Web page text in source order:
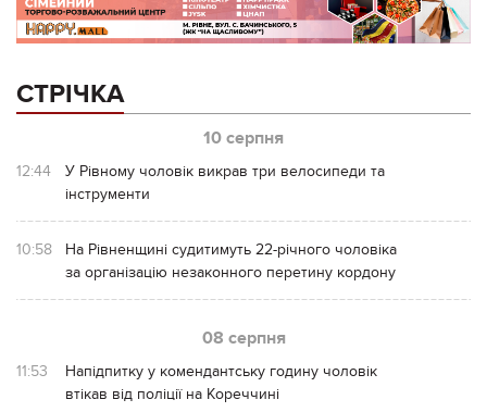
СТРІЧКА
10 серпня
12:44
У Рівному чоловік викрав три велосипеди та
інструменти
10:58
На Рівненщині судитимуть 22-річного чоловіка
за організацію незаконного перетину кордону
08 серпня
11:53
Напідпитку у комендантську годину чоловік
втікав від поліції на Кореччині